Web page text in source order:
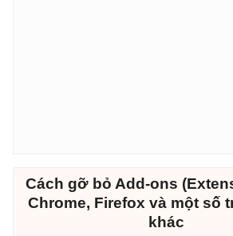
Cách gỡ bỏ Add-ons
Chrome, Firefox và một số
khác